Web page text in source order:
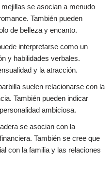
se asocian a menudo
También pueden
de belleza y encanto.
interpretarse como un
y habilidades verbales.
y la atracción.
suelen relacionarse con la
También pueden indicar
ambiciosa.
se asocian con la
También se cree que
con la familia y las relaciones